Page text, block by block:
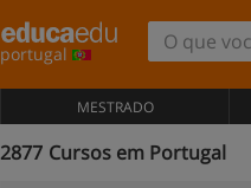
portugal
MESTRADO
2877 Cursos em Portugal